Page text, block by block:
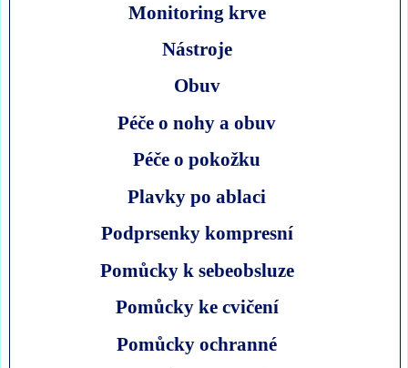
Monitoring krve
Nástroje
Obuv
Péče o nohy a obuv
Péče o pokožku
Plavky po ablaci
Podprsenky kompresní
Pomůcky k sebeobsluze
Pomůcky ke cvičení
Pomůcky ochranné